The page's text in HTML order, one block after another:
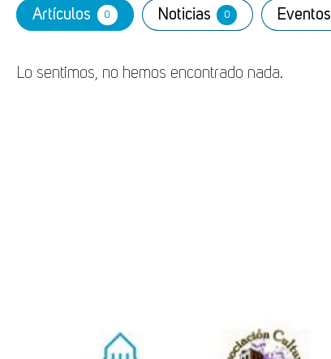
Artículos 0 Noticias 0 Eventos
Lo sentimos, no hemos encontrado nada.